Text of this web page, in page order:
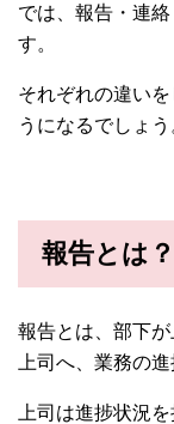
では、報告・連
す。
それぞれの違い
うになるでしょう
報告とは？
報告とは、部下
上司へ、業務の
上司は進捗状況